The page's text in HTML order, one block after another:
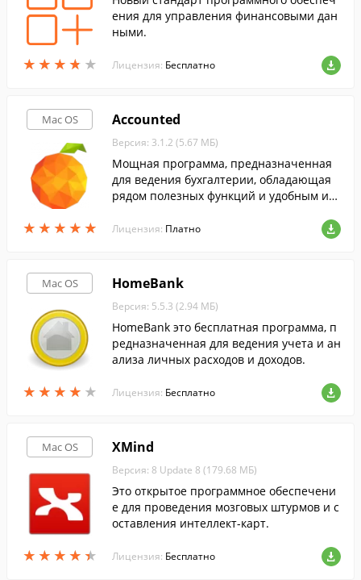
★ ★ ★ ★ ★
★ ★ ★ ★ ★
ения для управления финансовыми дан
ными.
Лицензия: Бесплатно
Mac OS
★ ★ ★ ★ ★
★ ★ ★ ★ ★
Accounted
Версия: 3.1.2 (5.67 МБ)
Мощная программа, предназначенная
для ведения бухгалтерии, обладающая
рядом полезных функций и удобным ин
Лицензия: Платно
Mac OS
★ ★ ★ ★ ★
★ ★ ★ ★ ★
HomeBank
Версия: 5.5.3 (2.94 МБ)
HomeBank это бесплатная программа, п
редназначенная для ведения учета и ан
ализа личных расходов и доходов.
Лицензия: Бесплатно
Mac OS
★ ★ ★ ★ ★
★ ★ ★ ★ ★
XMind
Версия: 8 Update 8 (179.68 МБ)
Это открытое программное обеспечени
е для проведения мозговых штурмов и с
оставления интеллект-карт.
Лицензия: Бесплатно